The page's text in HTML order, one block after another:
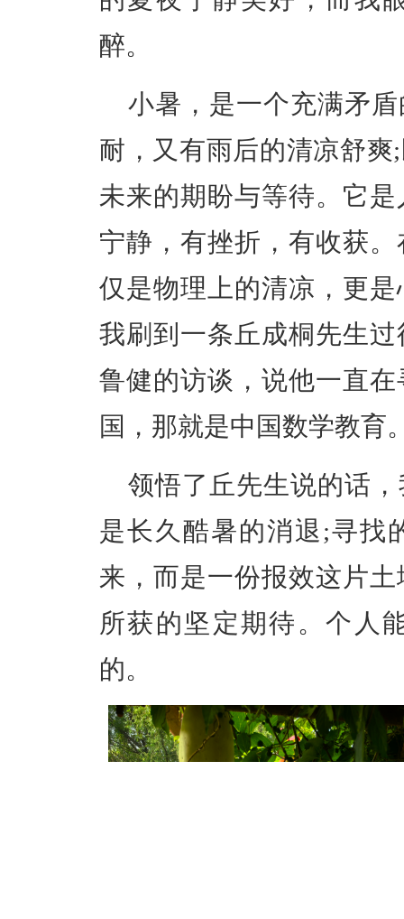
醉。
小暑，是一个充满矛
耐，又有雨后的清凉舒
未来的期盼与等待。它
宁静，有挫折，有收获
仅是物理上的清凉，更
我刷到一条丘成桐先生
鲁健的访谈，说他一直
国，那就是中国数学教育
领悟了丘先生说的话
是长久酷暑的消退;寻找
来，而是一份报效这片
所获的坚定期待。个人
的。